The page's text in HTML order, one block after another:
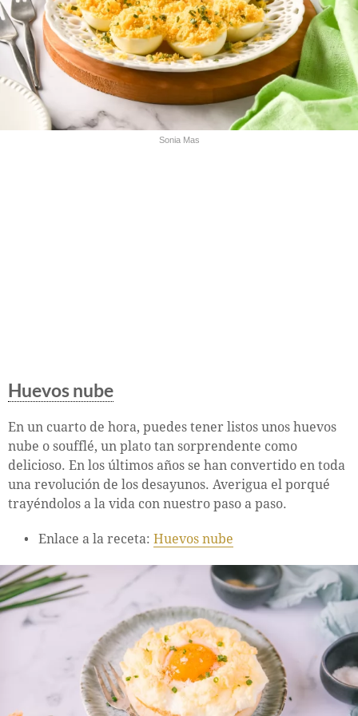
Sonia Mas
Huevos nube
En un cuarto de hora, puedes tener listos unos huevos
nube o soufflé, un plato tan sorprendente como
delicioso. En los últimos años se han convertido en toda
una revolución de los desayunos. Averigua el porqué
trayéndolos a la vida con nuestro paso a paso.
Enlace a la receta: Huevos nube